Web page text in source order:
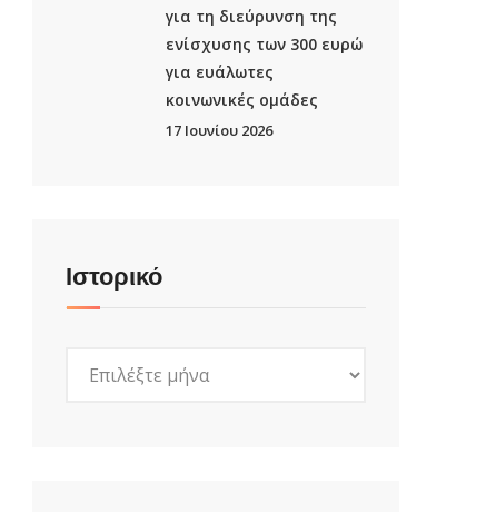
για τη διεύρυνση της
ενίσχυσης των 300 ευρώ
για ευάλωτες
κοινωνικές ομάδες
17 Ιουνίου 2026
Ιστορικό